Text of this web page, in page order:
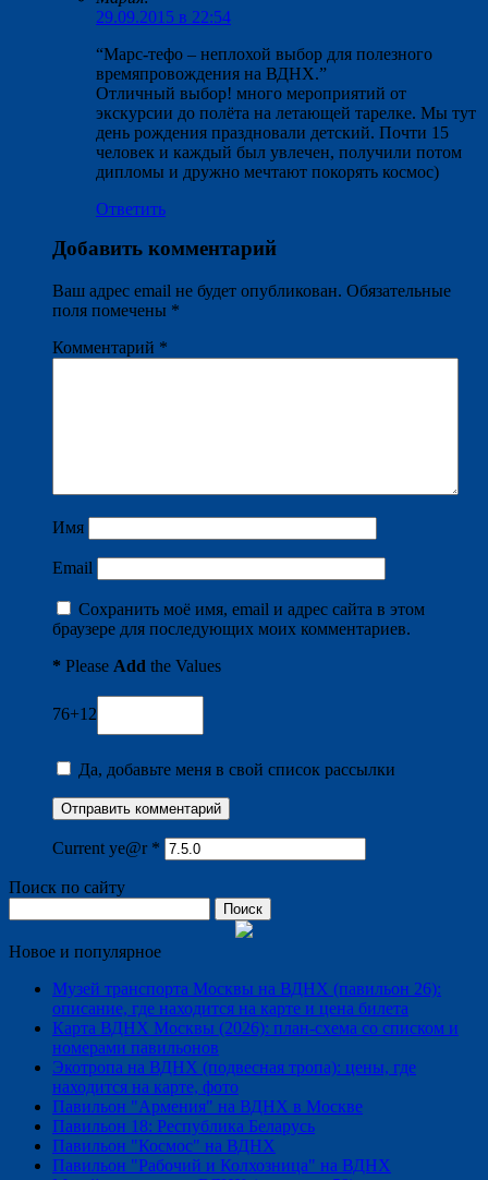
29.09.2015 в 22:54
“Марс-тефо – неплохой выбор для полезного
времяпровождения на ВДНХ.”
Отличный выбор! много мероприятий от
экскурсии до полёта на летающей тарелке. Мы тут
день рождения праздновали детский. Почти 15
человек и каждый был увлечен, получили потом
дипломы и дружно мечтают покорять космос)
Ответить
Добавить комментарий
Ваш адрес email не будет опубликован. Обязательные
поля помечены *
Комментарий *
Имя
Email
Сохранить моё имя, email и адрес сайта в этом
браузере для последующих моих комментариев.
* Please Add the Values
76+12
Да, добавьте меня в свой список рассылки
Current ye@r *
Поиск по сайту
Новое и популярное
Музей транспорта Москвы на ВДНХ (павильон 26):
описание, где находится на карте и цена билета
Карта ВДНХ Москвы (2026): план-схема со списком и
номерами павильонов
Экотропа на ВДНХ (подвесная тропа): цены, где
находится на карте, фото
Павильон "Армения" на ВДНХ в Москве
Павильон 18: Республика Беларусь
Павильон "Космос" на ВДНХ
Павильон "Рабочий и Колхозница" на ВДНХ